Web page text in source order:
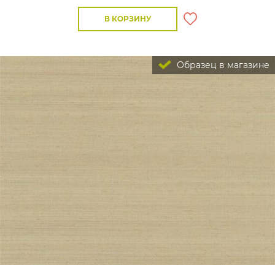
В КОРЗИНУ
Образец в магазине